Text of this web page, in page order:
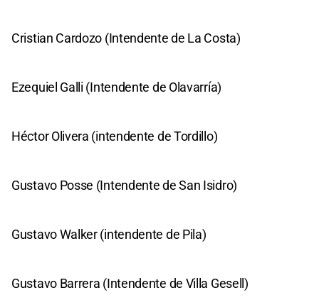
Cristian Cardozo (Intendente de La Costa)
Ezequiel Galli (Intendente de Olavarría)
Héctor Olivera (intendente de Tordillo)
Gustavo Posse (Intendente de San Isidro)
Gustavo Walker (intendente de Pila)
Gustavo Barrera (Intendente de Villa Gesell)